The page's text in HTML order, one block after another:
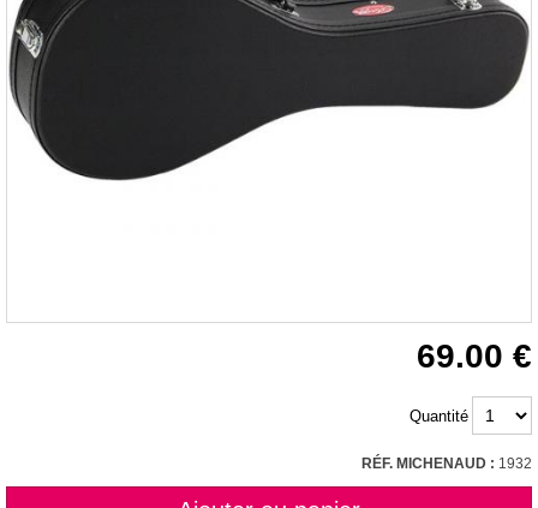
69.00
Quantité
RÉF. MICHENAUD : 1932